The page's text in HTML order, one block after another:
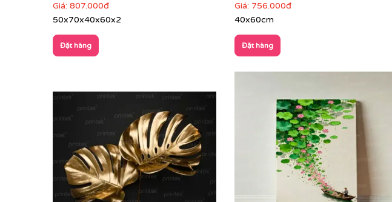
Giá: 807.000đ
50x70x40x60x2
Đặt hàng
Giá: 756.000đ
40x60cm
Đặt hàng